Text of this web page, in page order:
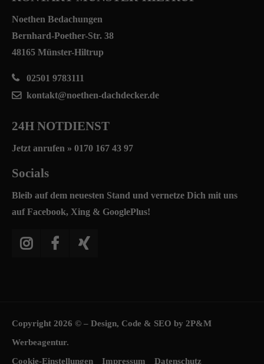
Noethen Bedachungen
Bernhard-Poether-Str. 38
48165 Münster-Hiltrup
02501 9783111
kontakt@noethen-dachdecker.de
24H NOTDIENST
Jetzt anrufen » 0170 167 43 97
Socials
Bleib auf dem neuesten Stand und vernetze Dich mit uns
auf Facebook, Xing & GooglePlus!
Copyright 2026 © – Design, Code & SEO by 2P&M
Werbeagentur.
Cookie-Einstellungen
Impressum Datenschutz